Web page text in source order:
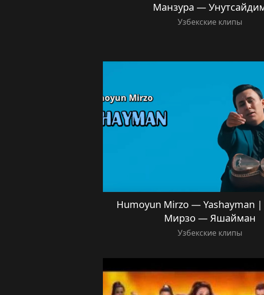
Манзура —
Узбекские клипы
Humoyun Mirzo — Yashayman
Мирзо — Яшайман
Узбекские клипы